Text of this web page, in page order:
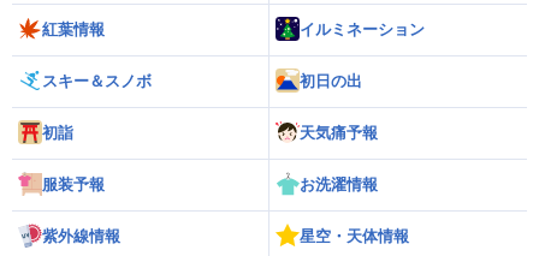
紅葉情報 イルミネーション
スキー＆スノボ 初日の出
初詣 天気痛予報
服装予報 お洗濯情報
紫外線情報 星空・天体情報